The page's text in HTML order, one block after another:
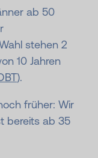
ab 50
stehen 2
10 Jahren
).
früher: Wir
bereits ab 35